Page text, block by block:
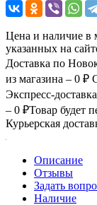
Цена и наличие в
указанных на
Доставка по
из магазина – 0 ₽
Экспресс-
– 0 ₽Товар будет
Курьерская
Описание
Отзывы
Задать
Наличие